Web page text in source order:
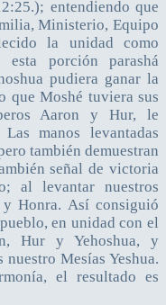
entendiendo que
Ministerio, Equipo
la unidad como
porción parashá
pudiera ganar la
que Moshé tuviera sus
Aaron y Hur, le
manos levantadas
también demuestran
señal de victoria
al levantar nuestros
Honra. Así consiguió
en unidad con el
Hur y Yehoshua, y
Mesías Yeshua.
el resultado es